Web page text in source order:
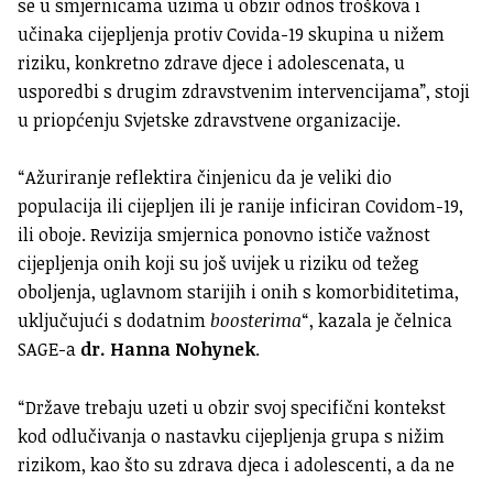
se u smjernicama uzima u obzir odnos troškova i
učinaka cijepljenja protiv Covida-19 skupina u nižem
riziku, konkretno zdrave djece i adolescenata, u
usporedbi s drugim zdravstvenim intervencijama”, stoji
u priopćenju Svjetske zdravstvene organizacije.
“Ažuriranje reflektira činjenicu da je veliki dio
populacija ili cijepljen ili je ranije inficiran Covidom-19,
ili oboje. Revizija smjernica ponovno ističe važnost
cijepljenja onih koji su još uvijek u riziku od težeg
oboljenja, uglavnom starijih i onih s komorbiditetima,
uključujući s dodatnimboosterima“, kazala je čelnica
SAGE-a dr. Hanna Nohynek.
“Države trebaju uzeti u obzir svoj specifični kontekst
kod odlučivanja o nastavku cijepljenja grupa s nižim
rizikom, kao što su zdrava djeca i adolescenti, a da ne